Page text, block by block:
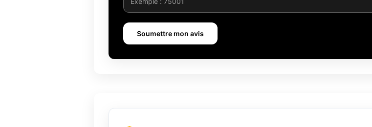
Soumettre mon avis